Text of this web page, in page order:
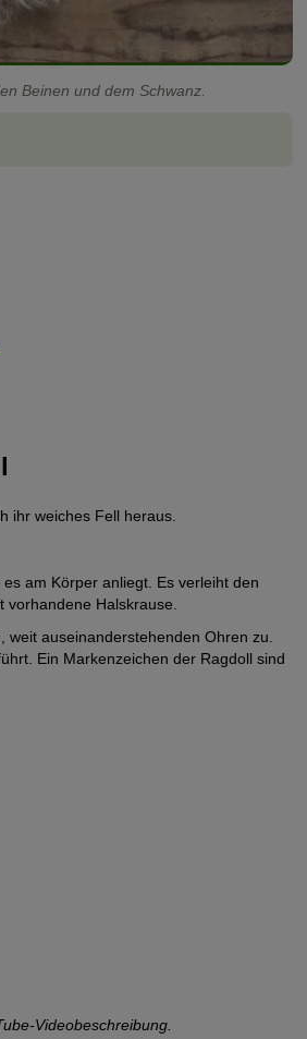
Beinen und dem Schwanz.
ihr weiches Fell heraus.
am Körper anliegt. Es verleiht den
Halskrause.
auseinanderstehenden Ohren zu.
Ein Markenzeichen der Ragdoll sind
Videobeschreibung.